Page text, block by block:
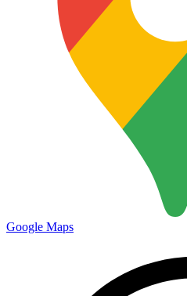
Google Maps